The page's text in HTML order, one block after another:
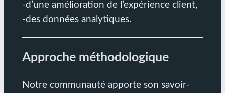
-d’une amélioration de l’expérience client,
-des données analytiques.
Approche méthodologique
Notre communauté apporte son savoir-